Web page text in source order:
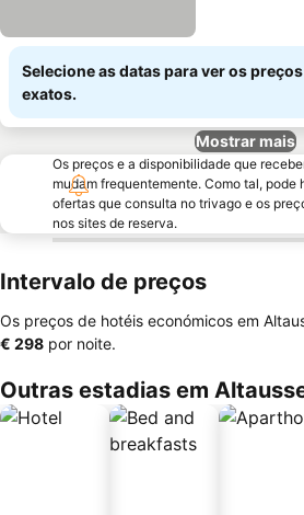
Selecione as datas para ver os preços
exatos.
Mostrar mais
Os preços e a disponibilidade que
mudam frequentemente. Como tal, pode
ofertas que consulta no trivago e os
nos sites de reserva.
Intervalo de preços
Os preços de hotéis económicos em
‎€ 298 por noite.
Outras estadias em